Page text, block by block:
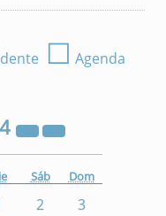
☐ Agenda
Sáb Dom
2
3